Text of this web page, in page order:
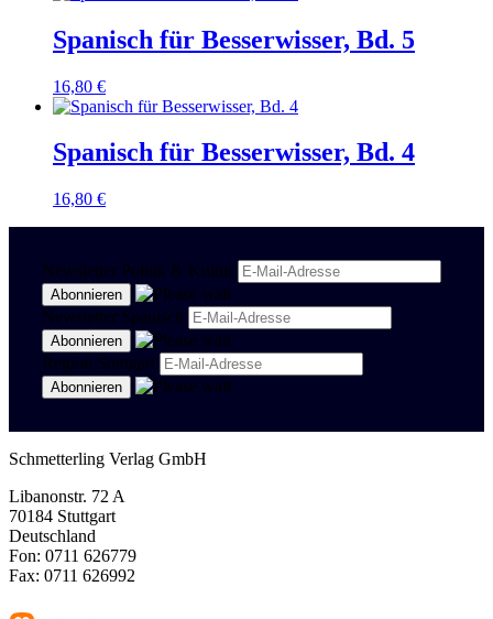
Spanisch für Besserwisser, Bd. 5
16,80 €
Spanisch für Besserwisser, Bd. 4
16,80 €
Newsletter Politik & Kultur
Newsletter Spanisch
Region Stuttgart
Schmetterling Verlag GmbH
Libanonstr. 72 A
70184 Stuttgart
Deutschland
Fon: 0711 626779
Fax: 0711 626992